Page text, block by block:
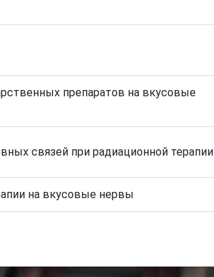
препаратов на вкусовые
связей при радиационной терапии
на вкусовые нервы